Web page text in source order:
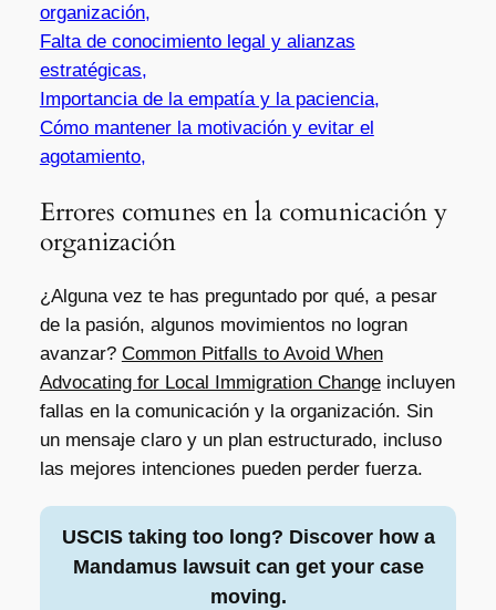
organización,
Falta de conocimiento legal y alianzas
estratégicas,
Importancia de la empatía y la paciencia,
Cómo mantener la motivación y evitar el
agotamiento,
Errores comunes en la comunicación y
organización
¿Alguna vez te has preguntado por qué, a pesar
de la pasión, algunos movimientos no logran
avanzar? Common Pitfalls to Avoid When
Advocating for Local Immigration Changeincluyen
fallas en la comunicación y la organización. Sin
un mensaje claro y un plan estructurado, incluso
las mejores intenciones pueden perder fuerza.
USCIS taking too long? Discover how a
Mandamus lawsuit can get your case
moving.